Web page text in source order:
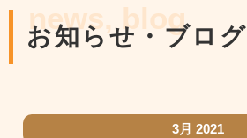
news, blog
お知らせ・ブログ
3月 2021